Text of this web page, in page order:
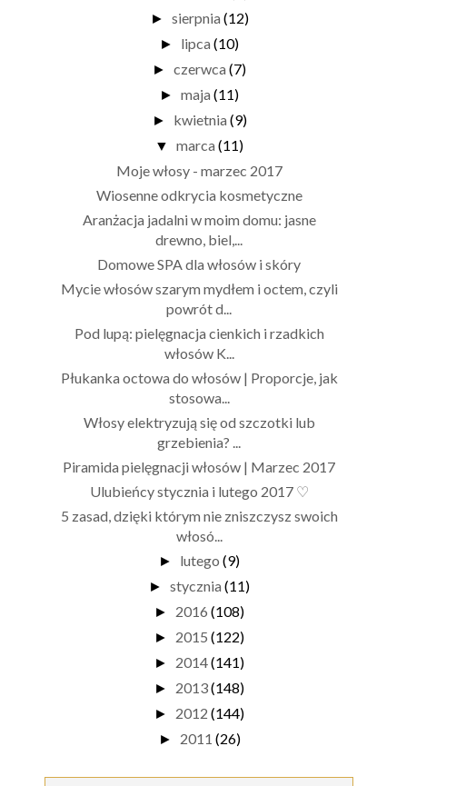
► sierpnia (12)
► lipca (10)
► czerwca (7)
► maja (11)
► kwietnia (9)
▼ marca (11)
Moje włosy - marzec 2017
Wiosenne odkrycia kosmetyczne
Aranżacja jadalni w moim domu: jasne
drewno, biel,...
Domowe SPA dla włosów i skóry
Mycie włosów szarym mydłem i octem, czyli
powrót d...
Pod lupą: pielęgnacja cienkich i rzadkich
włosów K...
Płukanka octowa do włosów | Proporcje, jak
stosowa...
Włosy elektryzują się od szczotki lub
grzebienia? ...
Piramida pielęgnacji włosów | Marzec 2017
Ulubieńcy stycznia i lutego 2017 ♡
5 zasad, dzięki którym nie zniszczysz swoich
włosó...
► lutego (9)
► stycznia (11)
► 2016 (108)
► 2015 (122)
► 2014(141)
► 2013(148)
► 2012 (144)
► 2011 (26)